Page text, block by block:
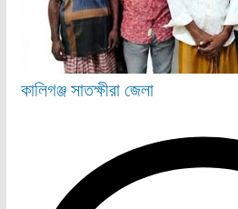
কালিগঞ্জসাতক্ষীরা জেলা